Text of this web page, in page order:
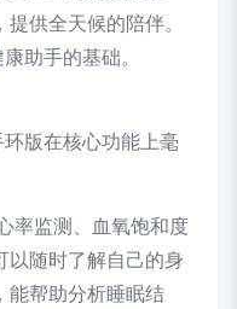
供全天候的陪伴。
助手的基础。
版在核心功能上毫
率监测、血氧饱和度
以随时了解自己的身
能帮助分析睡眠结